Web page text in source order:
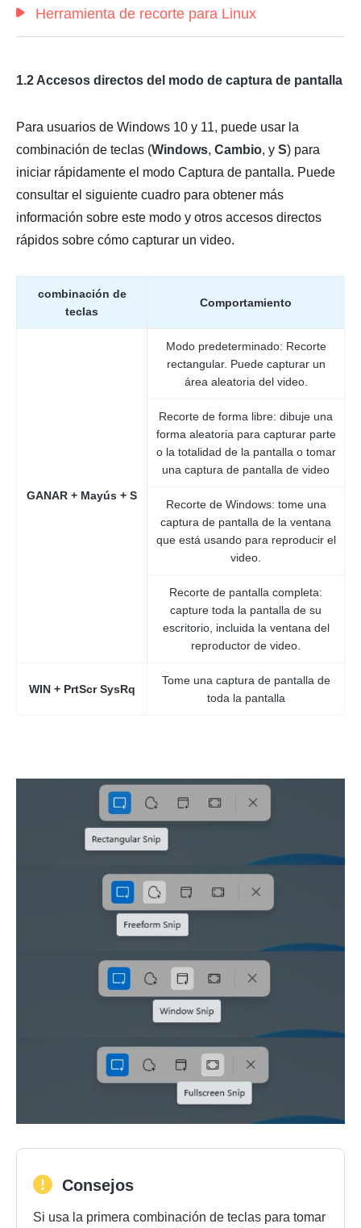
Herramienta de recorte para Linux
1.2 Accesos directos del modo de captura de pantalla
Para usuarios de Windows 10 y 11, puede usar la
combinación de teclas (Windows, Cambio, y S) para
iniciar rápidamente el modo Captura de pantalla. Puede
consultar el siguiente cuadro para obtener más
información sobre este modo y otros accesos directos
rápidos sobre cómo capturar un video.
combinación de
teclas
Comportamiento
GANAR + Mayús + S
Modo predeterminado: Recorte
rectangular. Puede capturar un
área aleatoria del video.
Recorte de forma libre: dibuje una
forma aleatoria para capturar parte
o la totalidad de la pantalla o tomar
una captura de pantalla de video
Recorte de Windows: tome una
captura de pantalla de la ventana
que está usando para reproducir el
video.
Recorte de pantalla completa:
capture toda la pantalla de su
escritorio, incluida la ventana del
reproductor de video.
WIN + PrtScr SysRq
Tome una captura de pantalla de
toda la pantalla
Consejos
Si usa la primera combinación de teclas para tomar